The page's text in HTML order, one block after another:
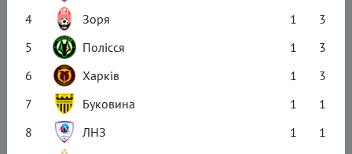
4
Зоря 1
3
5
Полісся 1
3
6
Харків 1
3
7
Буковина 1
1
8
ЛНЗ 1
1